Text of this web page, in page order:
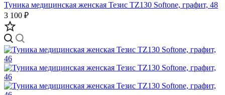
Туника медицинская женская Тезис TZ130 Softone, графит, 48
3 100 ₽